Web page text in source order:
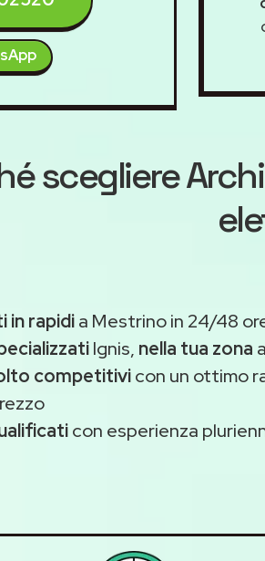
scegliere
in rapidia Mestrino in 24/48
Ignis, nella tua zona
competitivicon un ottimo
con esperienza